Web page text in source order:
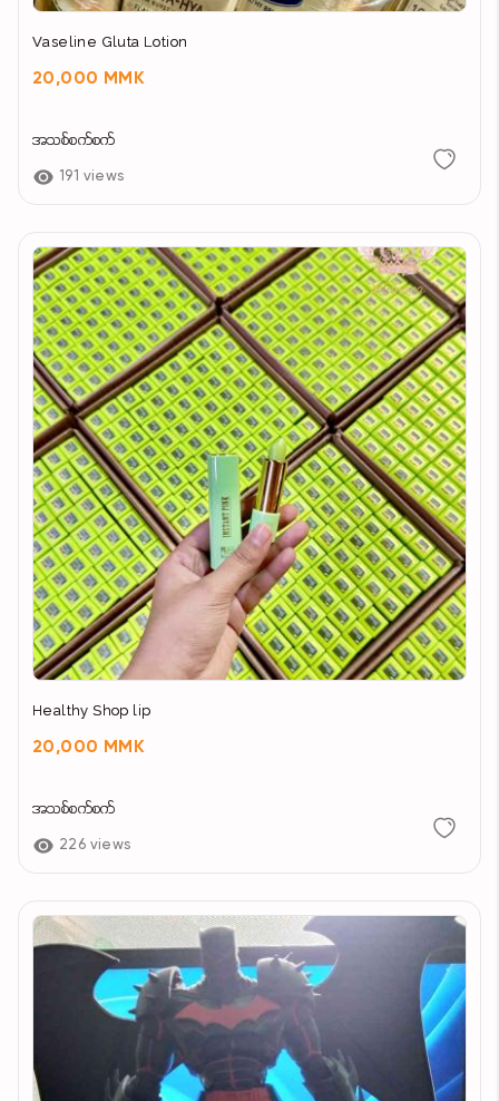
Vaseline Gluta Lotion
20,000 MMK
အသစ်စက်စက်
191 views
Healthy Shop lip
20,000 MMK
အသစ်စက်စက်
226 views